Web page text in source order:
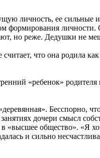
личность, ее
формирования личности.
но реже. Дедушки не
считает, что она родила
«ребенок» родителя
Бесспорно,
дочери смысл
в «высшее общество». «Я
и сильно